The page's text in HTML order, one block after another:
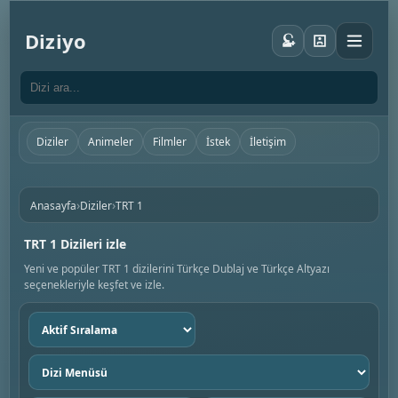
Diziyo
Diziler Animeler Filmler İstek İletişim
Anasayfa›Diziler›TRT 1
TRT 1 Dizileri izle
Yeni ve popüler TRT 1 dizilerini Türkçe Dublaj ve Türkçe Altyazı
seçenekleriyle keşfet ve izle.
Sıralama
seç
Dizi
menüsü